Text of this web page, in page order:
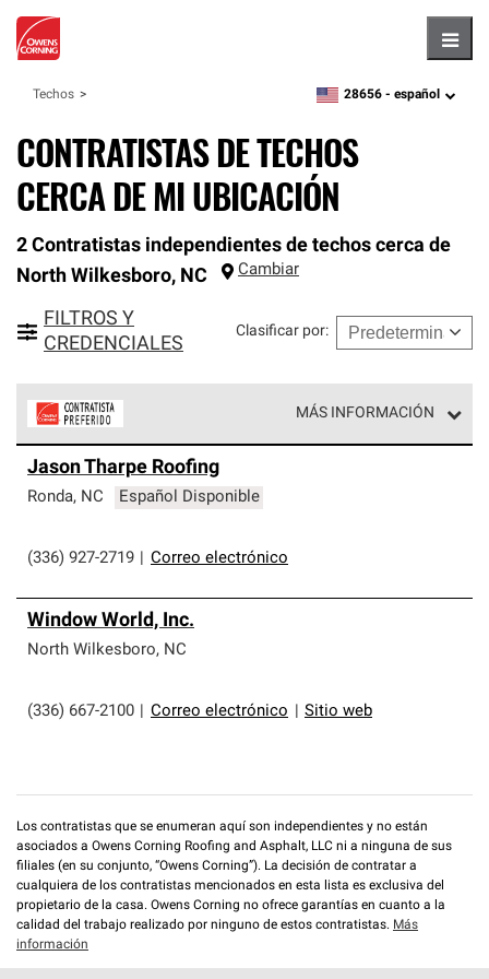
Techos zipcode,language
28656 - español
CONTRATISTAS DE TECHOS
CERCA DE MI UBICACIÓN
2 Contratistas independientes de techos cerca de
North Wilkesboro, NC Cambiar
FILTROS Y
CREDENCIALES
Clasificar por:
MÁS INFORMACIÓN
parte de una red exclusiva de profesionales de techos
que cumplen con altos estándares y requisitos estrictos
Jason Tharpe Roofing
Ronda, NC Español Disponible
(336) 927-2719 Correo electrónico
Window World, Inc.
North Wilkesboro, NC
(336) 667-2100 Correo electrónico Sitio web
Los contratistas que se enumeran aquí son independientes y no están
asociados a Owens Corning Roofing and Asphalt, LLC ni a ninguna de sus
filiales (en su conjunto, “Owens Corning”). La decisión de contratar a
cualquiera de los contratistas mencionados en esta lista es exclusiva del
propietario de la casa. Owens Corning no ofrece garantías en cuanto a la
calidad del trabajo realizado por ninguno de estos contratistas. Más
información